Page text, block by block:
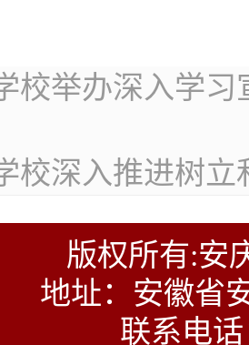
校举办深入学
校深入推进树
版权所有:安
地址：安徽省
联系电话